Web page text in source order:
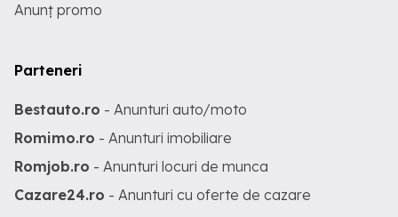
Anunț promo
Parteneri
Bestauto.ro - Anunturi auto/moto
Romimo.ro - Anunturi imobiliare
Romjob.ro - Anunturi locuri de munca
Cazare24.ro - Anunturi cu oferte de cazare